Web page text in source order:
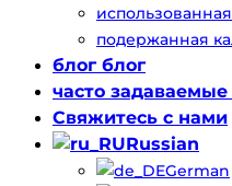
подержанная
блог блог
часто
Свяжитесь с нами
Russian
German